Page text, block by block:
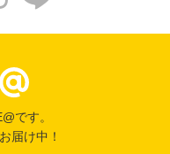
です。
届け中！